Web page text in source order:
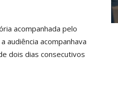
acompanhada pelo
audiência acompanhava
dois dias consecutivos